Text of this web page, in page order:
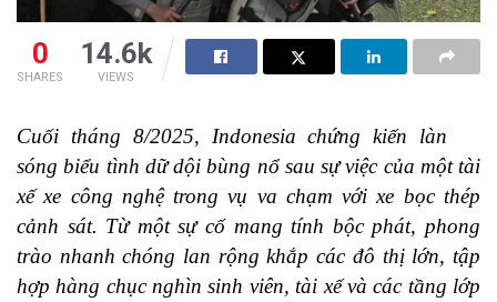
0
SHARES
14.6k
VIEWS
Cuối tháng 8/2025, Indonesia chứng kiến làn
sóng biểu tình dữ dội bùng nổ sau sự việc của một tài
xế xe công nghệ trong vụ va chạm với xe bọc thép
cảnh sát. Từ một sự cố mang tính bộc phát, phong
trào nhanh chóng lan rộng khắp các đô thị lớn, tập
hợp hàng chục nghìn sinh viên, tài xế và các tầng lớp